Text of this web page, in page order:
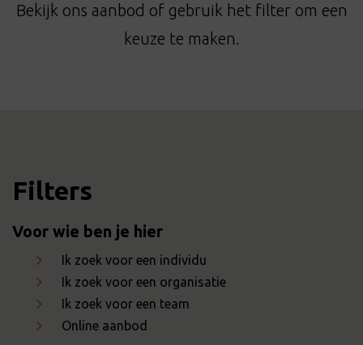
Bekijk ons aanbod of gebruik het filter om een
keuze te maken.
Filters
Voor wie ben je hier
Ik zoek voor een individu
Ik zoek voor een organisatie
Ik zoek voor een team
Online aanbod